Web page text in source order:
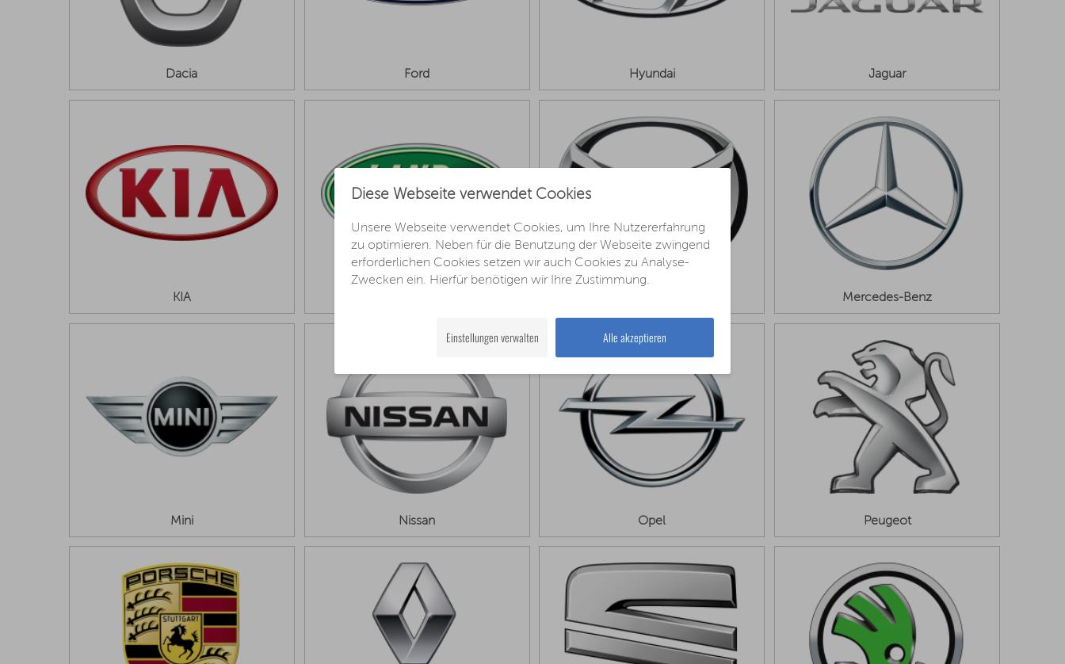
Dacia Ford Hyundai Jaguar
KIA Mercedes-Benz
Mini Nissan Opel Peugeot
Diese Webseite verwendet Cookies
Unsere Webseite verwendet Cookies, um Ihre Nutzererfahrung
zu optimieren. Neben für die Benutzung der Webseite zwingend
erforderlichen Cookies setzen wir auch Cookies zu Analyse-
Zwecken ein. Hierfür benötigen wir Ihre Zustimmung.
Alle akzeptieren
Einstellungen verwalten